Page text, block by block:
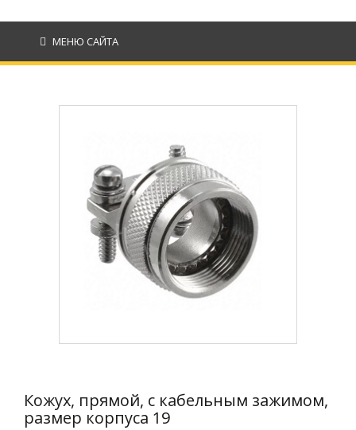
МЕНЮ САЙТА
Кожух, прямой, с кабельным зажимом,
размер корпуса 19